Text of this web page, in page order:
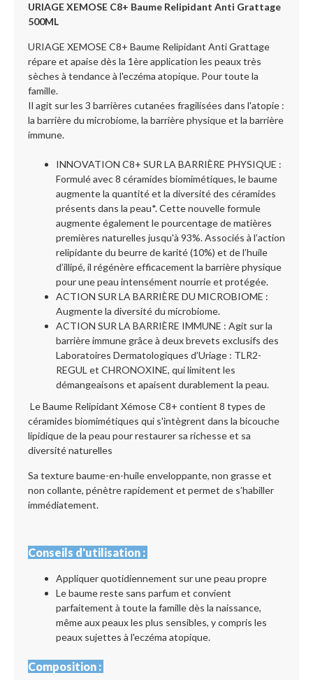
URIAGE XEMOSE C8+ Baume Relipidant Anti Grattage
500ML
URIAGE XEMOSE C8+ Baume Relipidant Anti Grattage
répare et apaise dès la 1ère application les peaux très
sèches à tendance à l'eczéma atopique. Pour toute la
famille.
Il agit sur les 3 barrières cutanées fragilisées dans l'atopie :
la barrière du microbiome, la barrière physique et la barrière
immune.
INNOVATION C8+ SUR LA BARRIÈRE PHYSIQUE :
Formulé avec 8 céramides biomimétiques, le baume
augmente la quantité et la diversité des céramides
présents dans la peau*. Cette nouvelle formule
augmente également le pourcentage de matières
premières naturelles jusqu'à 93%. Associés à l’action
relipidante du beurre de karité (10%) et de l’huile
d’illipé, il régénère efficacement la barrière physique
pour une peau intensément nourrie et protégée.
ACTION SUR LA BARRIÈRE DU MICROBIOME :
Augmente la diversité du microbiome.
ACTION SUR LA BARRIÈRE IMMUNE : Agit sur la
barrière immune grâce à deux brevets exclusifs des
Laboratoires Dermatologiques d’Uriage : TLR2-
REGUL et CHRONOXINE, qui limitent les
démangeaisons et apaisent durablement la peau.
Le Baume Relipidant Xémose C8+ contient 8 types de
céramides biomimétiques qui s'intègrent dans la bicouche
lipidique de la peau pour restaurer sa richesse et sa
diversité naturelles
Sa texture baume-en-huile enveloppante, non grasse et
non collante, pénètre rapidement et permet de s’habiller
immédiatement.
Conseils d'utilisation :
Appliquer quotidiennement sur une peau propre
Le baume reste sans parfum et convient
parfaitement à toute la famille dès la naissance,
même aux peaux les plus sensibles, y compris les
peaux sujettes à l'eczéma atopique.
Composition :